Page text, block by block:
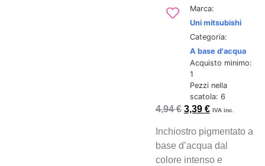
Marca:
Uni mitsubishi
Categoria:
A base d'acqua
Acquisto minimo:
1
Pezzi nella
scatola: 6
4,94€ 3,39 € IVA inc.
Inchiostro pigmentato a
base d’acqua dal
colore intenso e